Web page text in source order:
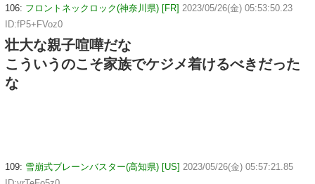
106: フロントネックロック(神奈川県) [FR] 2023/05/26(金) 05:53:50.23
ID:fP5+FVoz0
壮大な親子喧嘩だな
こういうのこそ家族でケジメ着けるべきだった
な
109: 雪崩式ブレーンバスター(高知県) [US] 2023/05/26(金) 05:57:21.85